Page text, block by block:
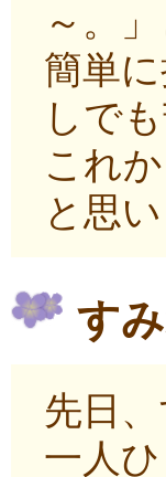
～。
簡単
しで
これ
と思い
す
先日
一人